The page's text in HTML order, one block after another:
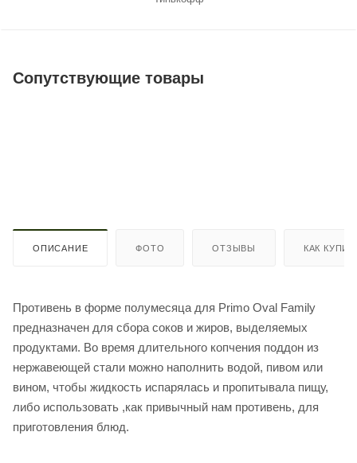
Сопутствующие товары
ОПИСАНИЕ ФОТО ОТЗЫВЫ КАК
Противень в форме полумесяца для Primo Oval Family
предназначен для сбора соков и жиров, выделяемых
продуктами. Во время длительного копчения поддон из
нержавеющей стали можно наполнить водой, пивом или
вином, чтобы жидкость испарялась и пропитывала пищу,
либо использовать ,как привычный нам противень, для
приготовления блюд.